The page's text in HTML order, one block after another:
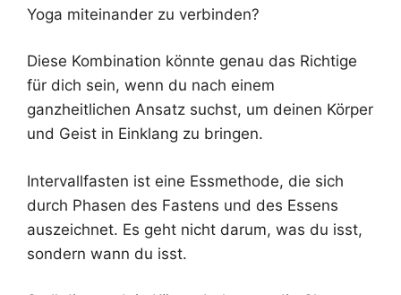
Yoga miteinander zu verbinden?
Diese Kombination könnte genau das Richtige
für dich sein, wenn du nach einem
ganzheitlichen Ansatz suchst, um deinen Körper
und Geist in Einklang zu bringen.
Intervallfasten ist eine Essmethode, die sich
durch Phasen des Fastens und des Essens
auszeichnet. Es geht nicht darum, was du isst,
sondern wann du isst.